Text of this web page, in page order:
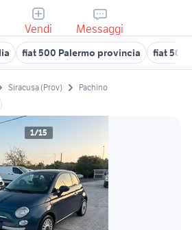
Vendi Messaggi
fiat 500 Palermo provincia fiat
Siracusa (Prov) Pachino
1/15